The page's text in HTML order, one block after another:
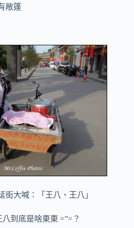
敞篷
街大喊：「王八、王八」
到底是啥東東 =”=？